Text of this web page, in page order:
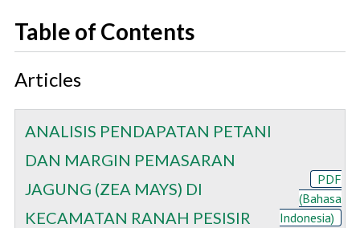
Table of Contents
Articles
ANALISIS PENDAPATAN PETANI
DAN MARGIN PEMASARAN
JAGUNG (ZEA MAYS) DI
KECAMATAN RANAH PESISIR
PDF
(Bahasa
Indonesia)